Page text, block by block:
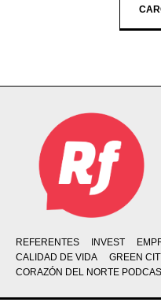
REFERENTES INVEST
CALIDAD DE VIDA
GREEN
CORAZÓN DEL NORTE